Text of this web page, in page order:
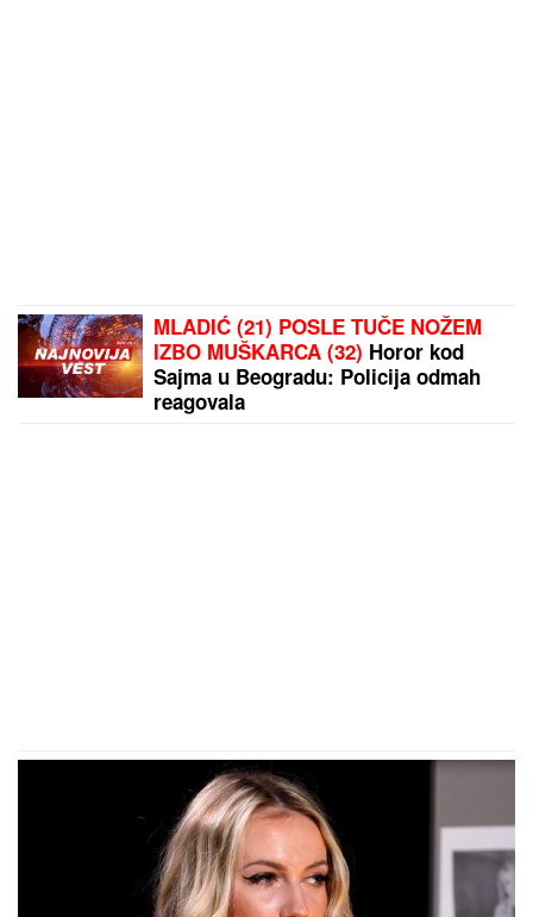
MLADIĆ (21) POSLE TUČE NOŽEM
IZBO MUŠKARCA (32) Horor kod
Sajma u Beogradu: Policija odmah
reagovala